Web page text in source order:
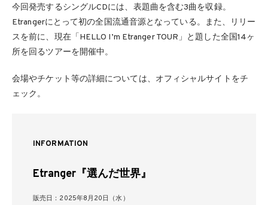
今回発売するシングルCDには、表題曲を含む3曲を収録。
Etrangerにとって初の全国流通音源となっている。また、リリー
スを前に、現在「HELLO I’m Etranger TOUR」と題した全国14ヶ
所を回るツアーを開催中。
会場やチケット等の詳細については、オフィシャルサイトをチ
ェック。
INFORMATION
Etranger『選んだ世界』
販売日：2025年8月20日（水）